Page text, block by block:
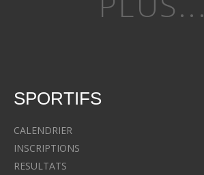
SPORTIFS
CALENDRIER
INSCRIPTIONS
RESULTATS